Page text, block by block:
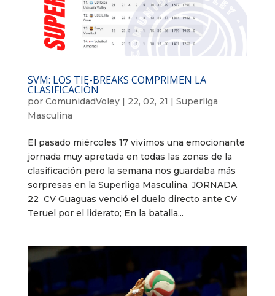
SVM: LOS TIE-BREAKS COMPRIMEN LA
CLASIFICACIÓN
por ComunidadVoley| 22, 02, 21 | Superliga
Masculina
El pasado miércoles 17 vivimos una emocionante
jornada muy apretada en todas las zonas de la
clasificación pero la semana nos guardaba más
sorpresas en la Superliga Masculina. JORNADA
22 CV Guaguas venció el duelo directo ante CV
Teruel por el liderato; En la batalla...